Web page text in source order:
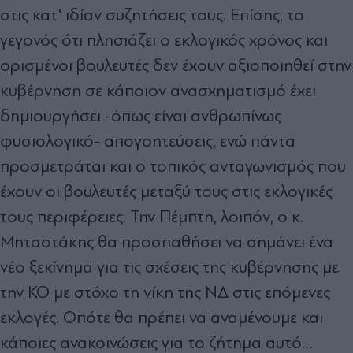
στις κατ' ιδίαν συζητήσεις τους. Επίσης, το
γεγονός ότι πλησιάζει ο εκλογικός χρόνος και
ορισμένοι βουλευτές δεν έχουν αξιοποιηθεί στην
κυβέρνηση σε κάποιον ανασχηματισμό έχει
δημιουργήσει -όπως είναι ανθρωπίνως
φυσιολογικό- απογοητεύσεις, ενώ πάντα
προσμετράται και ο τοπικός ανταγωνισμός που
έχουν οι βουλευτές μεταξύ τους στις εκλογικές
τους περιφέρειες. Την Πέμπτη, λοιπόν, ο κ.
Μητσοτάκης θα προσπαθήσει να σημάνει ένα
νέο ξεκίνημα για τις σχέσεις της κυβέρνησης με
την ΚΟ με στόχο τη νίκη της ΝΔ στις επόμενες
εκλογές. Οπότε θα πρέπει να αναμένουμε και
κάποιες ανακοινώσεις για το ζήτημα αυτό…